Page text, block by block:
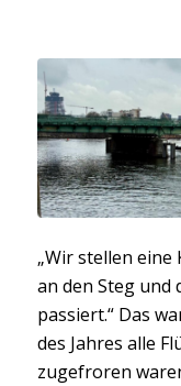
„Wir stellen eine
an den Steg und
passiert.“ Das
des Jahres alle
zugefroren